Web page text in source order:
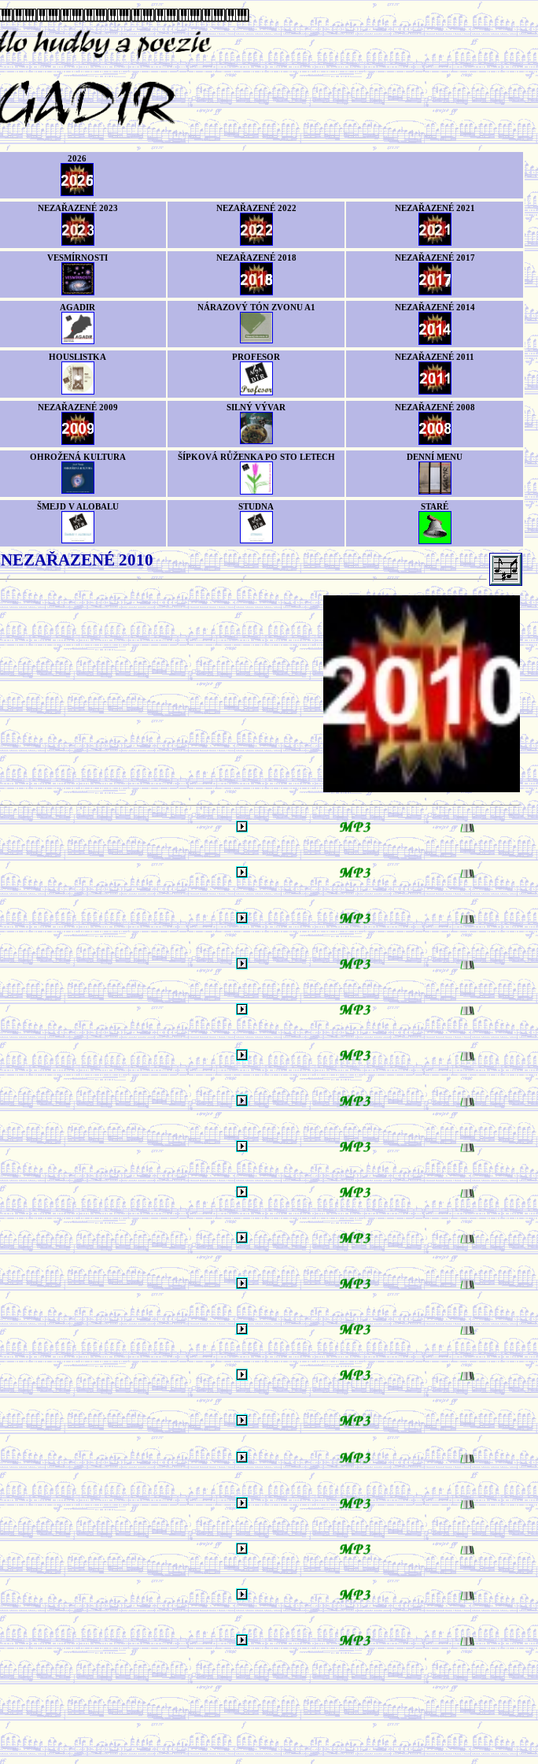
2026
NEZAŘAZENÉ 2023 NEZAŘAZENÉ 2022 NEZAŘAZENÉ 2021
VESMÍRNOSTI NEZAŘAZENÉ 2018 NEZAŘAZENÉ 2017
AGADIR NÁRAZOVÝ TÓN ZVONU A1 NEZAŘAZENÉ 2014
HOUSLISTKA PROFESOR NEZAŘAZENÉ 2011
NEZAŘAZENÉ 2009 SILNÝ VÝVAR NEZAŘAZENÉ 2008
OHROŽENÁ KULTURA ŠÍPKOVÁ RŮŽENKA PO STO LETECH DENNÍ MENU
ŠMEJD V ALOBALU STUDNA STARÉ
NEZAŘAZENÉ 2010